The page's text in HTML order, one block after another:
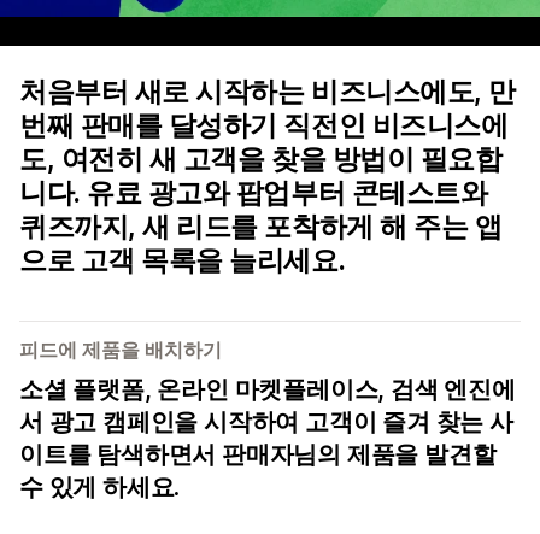
처음부터 새로 시작하는 비즈니스에도, 만
번째 판매를 달성하기 직전인 비즈니스에
도, 여전히 새 고객을 찾을 방법이 필요합
니다. 유료 광고와 팝업부터 콘테스트와
퀴즈까지, 새 리드를 포착하게 해 주는 앱
으로 고객 목록을 늘리세요.
피드에 제품을 배치하기
소셜 플랫폼, 온라인 마켓플레이스, 검색 엔진에
서 광고 캠페인을 시작하여 고객이 즐겨 찾는 사
이트를 탐색하면서 판매자님의 제품을 발견할
수 있게 하세요.